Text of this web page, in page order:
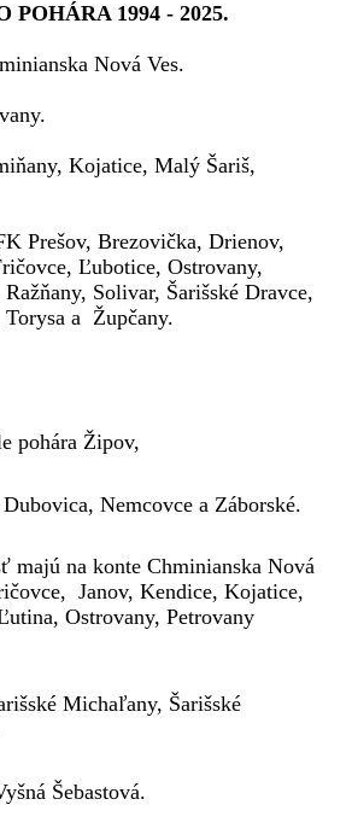
1994 - 2025.
Nová Ves.
Kojatice, Malý Šariš,
Prešov, Brezovička, Drienov,
Ľubotice, Ostrovany,
Solivar, Šarišské Dravce,
a Župčany.
pohára Žipov,
Nemcovce a Záborské.
majú na konte Chminianska Nová
Janov, Kendice, Kojatice,
Ostrovany, Petrovany
Michaľany, Šarišské
Šebastová.